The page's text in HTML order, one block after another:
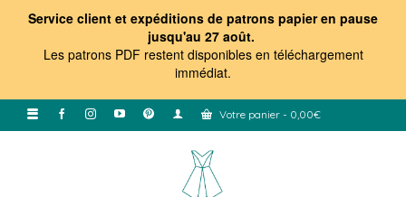
Service client et expéditions de patrons papier en pause
jusqu'au 27 août.
Les patrons PDF restent disponibles en téléchargement
immédiat.
Votre panier - 0,00€